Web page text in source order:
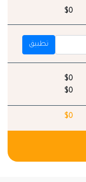
$0
تطبيق
$0
$0
$0